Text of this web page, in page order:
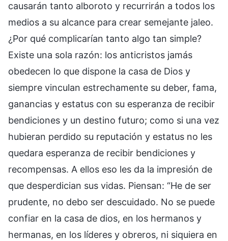
causarán tanto alboroto y recurrirán a todos los
medios a su alcance para crear semejante jaleo.
¿Por qué complicarían tanto algo tan simple?
Existe una sola razón: los anticristos jamás
obedecen lo que dispone la casa de Dios y
siempre vinculan estrechamente su deber, fama,
ganancias y estatus con su esperanza de recibir
bendiciones y un destino futuro; como si una vez
hubieran perdido su reputación y estatus no les
quedara esperanza de recibir bendiciones y
recompensas. A ellos eso les da la impresión de
que desperdician sus vidas. Piensan: “He de ser
prudente, no debo ser descuidado. No se puede
confiar en la casa de dios, en los hermanos y
hermanas, en los líderes y obreros, ni siquiera en